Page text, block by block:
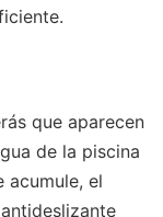
que aparecen
de la piscina
acumule, el